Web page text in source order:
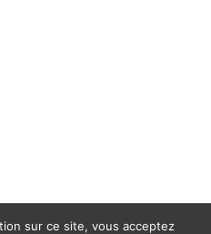
sur ce site, vous acceptez